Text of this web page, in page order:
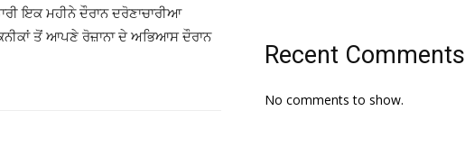
ਇਕ ਮਹੀਨੇ ਦੌਰਾਨ ਦਰੋਣਾਚਾਰੀਆ
ਤੋਂ ਆਪਣੇ ਰੋਜ਼ਾਨਾ ਦੇ ਅਭਿਆਸ ਦੌਰਾਨ
Recent Comments
No comments to show.